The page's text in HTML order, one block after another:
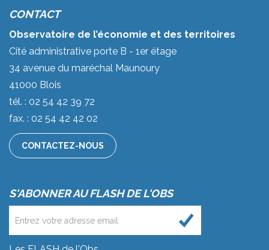
CONTACT
Observatoire de l’économie et des territoires
Cité administrative porte B - 1er étage
34 avenue du maréchal Maunoury
41000 Blois
tél. : 02 54 42 39 72
fax. : 02 54 42 42 02
CONTACTEZ-NOUS
S'ABONNER AU FLASH DE L'OBS